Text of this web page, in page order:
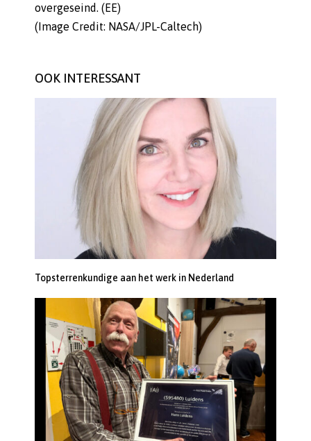
overgeseind. (EE)
(Image Credit: NASA/JPL-Caltech)
OOK INTERESSANT
Topsterrenkundige aan het werk in Nederland